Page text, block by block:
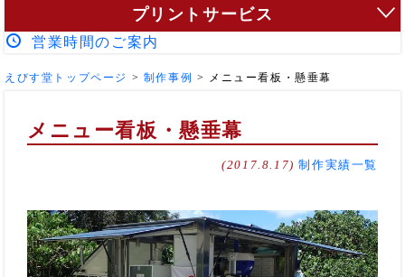
プリントサービス
営業時間のご案内
えびす堂トップページ > 制作事例 > メニュー看板・懸垂幕
メニュー看板・懸垂幕
(2017.8.17) 制作実績一覧